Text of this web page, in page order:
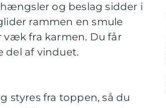
og beslag sidder i
rammen en smule
væk fra karmen. Du får
del af vinduet.
styres fra toppen, så du